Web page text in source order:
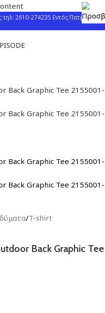
τηλ: 2610-274235 Εντός Πατρών
/T-shirt
Back Graphic Tee